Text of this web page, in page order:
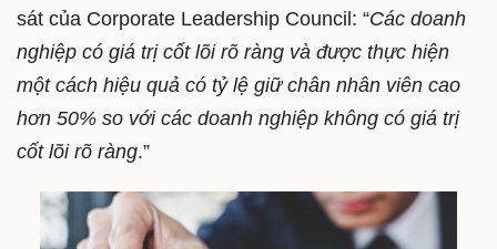
sát của Corporate Leadership Council: “Các doanh
nghiệp có giá trị cốt lõi rõ ràng và được thực hiện
một cách hiệu quả có tỷ lệ giữ chân nhân viên cao
hơn 50% so với các doanh nghiệp không có giá trị
cốt lõi rõ ràng.”